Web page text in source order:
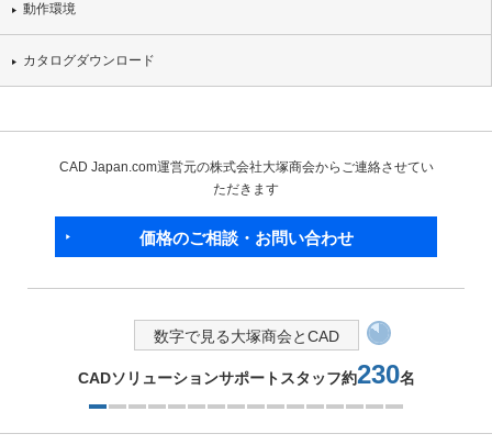
動作環境
カタログダウンロード
CAD Japan.com運営元の株式会社大塚商会からご連絡させてい
ただきます
価格のご相談・お問い合わせ
数字で見る大塚商会とCAD
CADソリューションサポートスタッフ約230名